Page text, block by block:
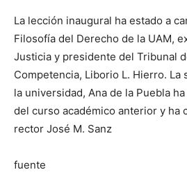
La lección inaugural ha estado a
Filosofía del Derecho de la UAM,
Justicia y presidente del Tribunal
Competencia, Liborio L. Hierro. La
la universidad, Ana de la Puebla
del curso académico anterior y ha
rector José M. Sanz
fuente